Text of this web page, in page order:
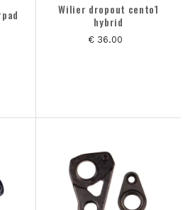
Wilier dropout cento1
hybrid
€ 36.00